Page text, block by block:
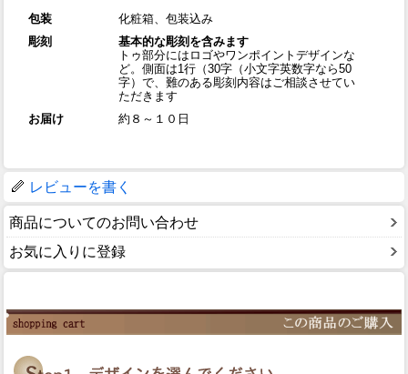
包装
化粧箱、包装込み
彫刻
基本的な彫刻を含みます
トゥ部分にはロゴやワンポイントデザインな
ど。側面は1行（30字（小文字英数字なら50
字）で、難のある彫刻内容はご相談させてい
ただきます
お届け
約８～１０日
レビューを書く
商品についてのお問い合わせ
お気に入りに登録